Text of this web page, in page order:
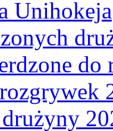
Unihokeja
do
drużyny